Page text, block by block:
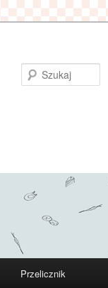
Przelicznik